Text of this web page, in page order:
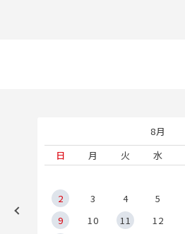
8月
日
月 火 水
2
3 4 5
9
10 11 12